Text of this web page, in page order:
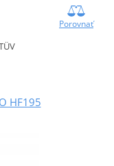
Porovnať
HF195